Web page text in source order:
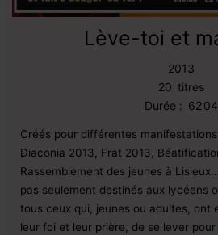
Lève-toi et
2013
20 titres
Durée : 62’04
Créés pour différentes
Diaconia 2013, Frat 2013,
Rassemblement des jeunes à
pas seulement destinés aux lycéens
tous ceux qui, jeunes ou adultes, ont
leur foi et leur prière, de se lever